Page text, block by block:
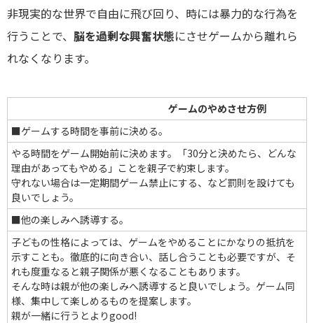
非現実的な世界で自由に飛び回り、時には暴力的な行為を
行うことで、 脳を過剰な興奮状態にさせゲームから離れら
れなくなります。
ゲームのやめさせ方例
■ゲームする時間を事前に決める。
やる時間をゲーム開始前に決めます。「30分と決めたら、どんな
理由があってもやめる」ことを親子で約束します。
守れない場合は一定期間ゲーム禁止にする、など罰則を設けても
良いでしょう。
■他の楽しみへ誘導する。
子どもの性格によっては、ゲームをやめることにかなりの抵抗を
示すことも。徹底的に向き合い、話し合うことも必要ですが、そ
れも度重なると親子関係が悪くなることもあります。
そんな時は親が他の楽しみへ誘導すると良いでしょう。ゲーム同
様、集中して楽しめるものを提案します。
親が一緒に行うとよりgood!